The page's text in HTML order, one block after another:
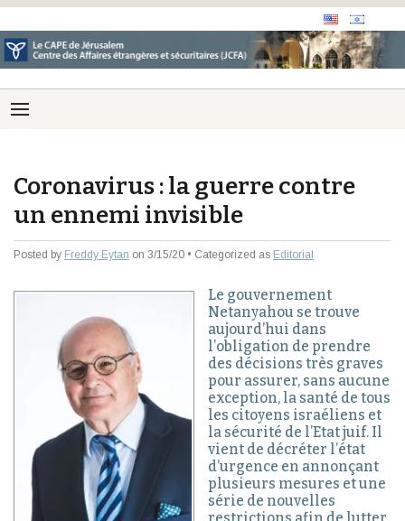
Coronavirus : la guerre contre
un ennemi invisible
Posted by Freddy Eytan on 3/15/20 • Categorized as Editorial
Le gouvernement
Netanyahou se trouve
aujourd’hui dans
l’obligation de prendre
des décisions très graves
pour assurer, sans aucune
exception, la santé de tous
les citoyens israéliens et
la sécurité de l’Etat juif. Il
vient de décréter l’état
d’urgence en annonçant
plusieurs mesures et une
série de nouvelles